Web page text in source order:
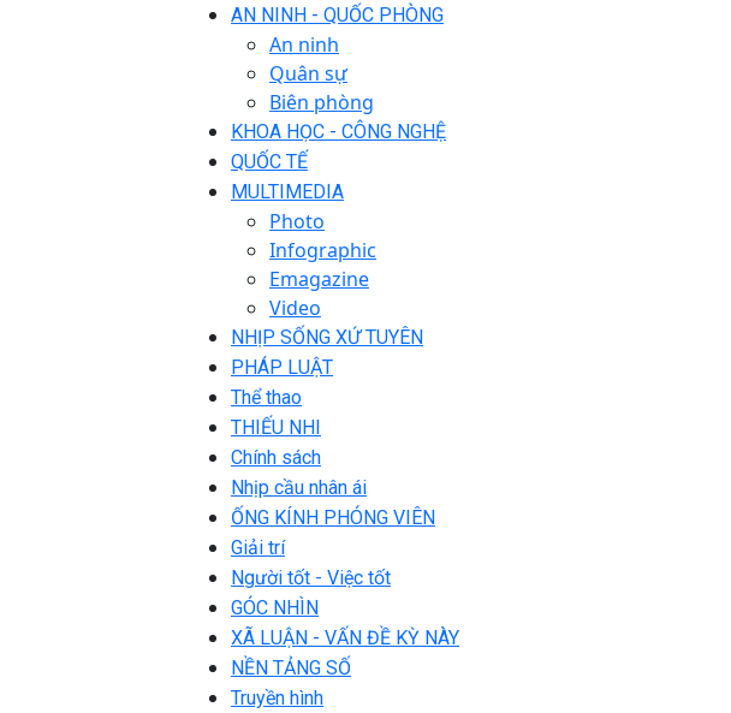
AN NINH - QUỐC PHÒNG
An ninh
Quân sự
Biên phòng
KHOA HỌC - CÔNG NGHỆ
QUỐC TẾ
MULTIMEDIA
Photo
Infographic
Emagazine
Video
NHỊP SỐNG XỨ TUYÊN
PHÁP LUẬT
Thể thao
THIẾU NHI
Chính sách
Nhịp cầu nhân ái
ỐNG KÍNH PHÓNG VIÊN
Giải trí
Người tốt - Việc tốt
GÓC NHÌN
XÃ LUẬN - VẤN ĐỀ KỲ NÀY
NỀN TẢNG SỐ
Truyền hình